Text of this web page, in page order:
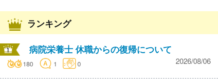
ランキング
病院栄養士 休職からの復帰について
180 1 0 2026/08/06